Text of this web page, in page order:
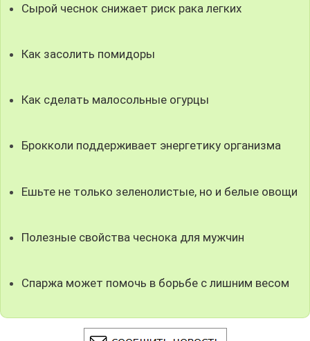
Сырой чеснок снижает риск рака легких
Как засолить помидоры
Как сделать малосольные огурцы
Брокколи поддерживает энергетику организма
Ешьте не только зеленолистые, но и белые овощи
Полезные свойства чеснока для мужчин
Спаржа может помочь в борьбе с лишним весом